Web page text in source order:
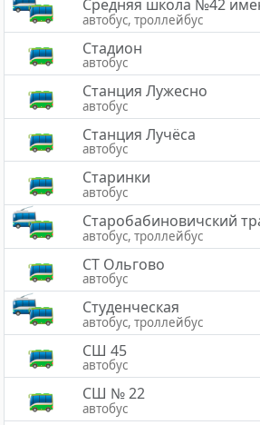
Средняя школа №42
автобус, троллейбус
Стадион
автобус
Станция Лужесно
автобус
Станция Лучёса
автобус
Старинки
автобус
Старобабиновичский
автобус, троллейбус
СТ Ольгово
автобус
Студенческая
автобус, троллейбус
СШ 45
автобус
СШ № 22
автобус